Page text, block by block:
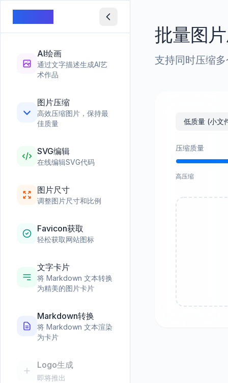
AI绘画
通过文字描述生成AI艺
术作品
图片压缩
高效压缩图片，保持最
佳质量
SVG编辑
在线编辑SVG代码
图片尺寸
调整图片尺寸和比例
Favicon获取
轻松获取网站图标
文字卡片
将 Markdown 文本转换
为精美的图片卡片
Markdown转换
将 Markdown 文本渲染
为卡片
Logo生成
即将推出
批量图
支持同时压缩
低质量 (小文
压缩质量
高压缩